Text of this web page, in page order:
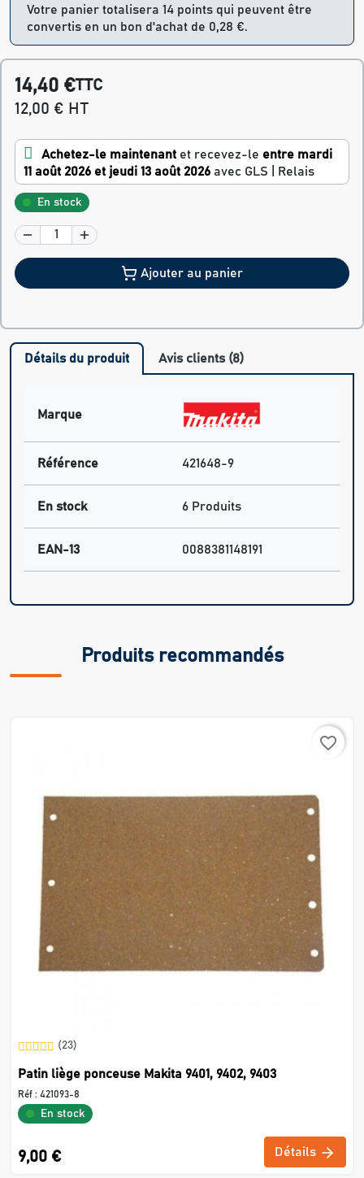
Votre panier totalisera 14 points qui peuvent être
convertis en un bon d'achat de 0,28 €.
14,40 €TTC
12,00 € HT
Achetez-le maintenant et recevez-le entre mardi
11 août 2026 et jeudi 13 août 2026 avec GLS | Relais
En stock
Ajouter au panier
Détails du produit Avis clients (8)
Marque
Référence 421648-9
En stock 6 Produits
EAN-13 0088381148191
Produits recommandés
favorite_border
(23)
Patin liège ponceuse Makita 9401, 9402, 9403
Réf : 421093-8
En stock
9,00 € Détails